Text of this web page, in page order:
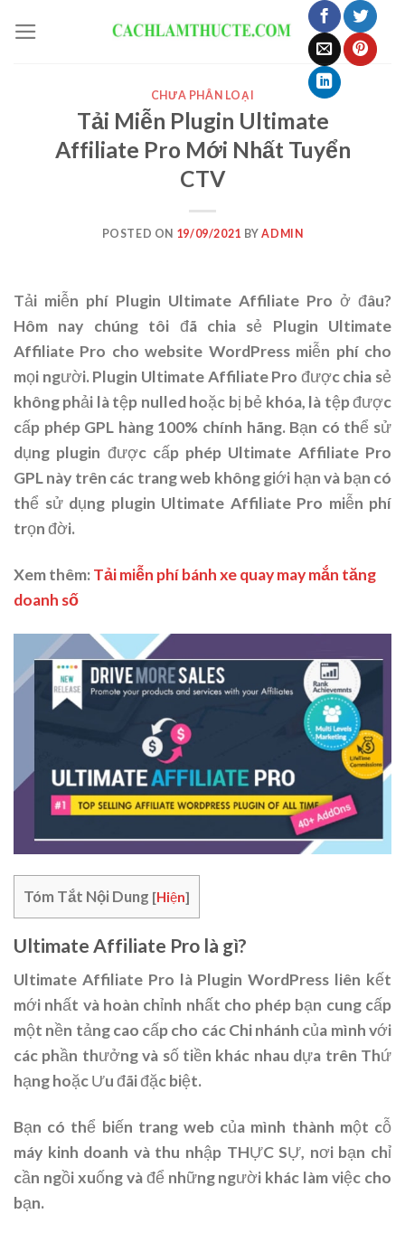
to
CHƯA PHÂN LOẠI
Tải Miễn Plugin Ultimate
Affiliate Pro Mới Nhất Tuyển
CTV
POSTED ON 19/09/2021 BYADMIN
Tải miễn phí Plugin Ultimate Affiliate Pro ở đâu?
Hôm nay chúng tôi đã chia sẻ Plugin Ultimate
Affiliate Pro cho website WordPress miễn phí cho
mọi người. Plugin Ultimate Affiliate Pro được chia sẻ
không phải là tệp nulled hoặc bị bẻ khóa, là tệp được
cấp phép GPL hàng 100% chính hãng. Bạn có thể sử
dụng plugin được cấp phép Ultimate Affiliate Pro
GPL này trên các trang web không giới hạn và bạn có
thể sử dụng plugin Ultimate Affiliate Pro miễn phí
trọn đời.
Xem thêm:Tải miễn phí bánh xe quay may mắn tăng
doanh số
Tóm Tắt Nội Dung [Hiện]
Ultimate Affiliate Pro là gì?
Ultimate Affiliate Pro là Plugin WordPress liên kết
mới nhất và hoàn chỉnh nhất cho phép bạn cung cấp
một nền tảng cao cấp cho các Chi nhánh của mình với
các phần thưởng và số tiền khác nhau dựa trên Thứ
hạng hoặc Ưu đãi đặc biệt.
Bạn có thể biến trang web của mình thành một cỗ
máy kinh doanh và thu nhập THỰC SỰ, nơi bạn chỉ
cần ngồi xuống và để những người khác làm việc cho
bạn.